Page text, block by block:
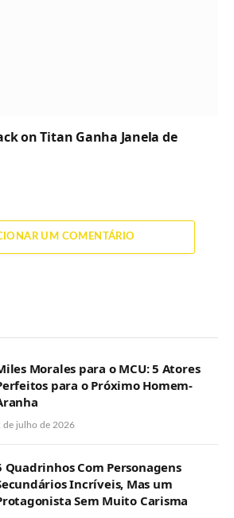
on Titan Ganha Janela de
UM COMENTÁRIO
Morales para o MCU: 5 Atores
para o Próximo Homem-
de julho de 2026
Quadrinhos Com Personagens
Incríveis, Mas um
Sem Muito Carisma